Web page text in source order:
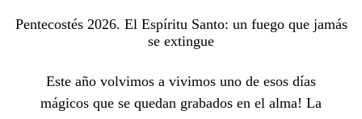
Pentecostés 2026. El Espíritu Santo: un fuego que jamás
se extingue
Este año volvimos a vivimos uno de esos días
mágicos que se quedan grabados en el alma! La